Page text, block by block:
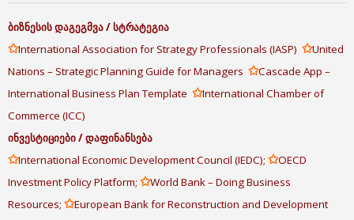
ბიზნესისდაგეგმვა/სტრატეგია
✩International Association for Strategy Professionals (IASP) ✩United
Nations – Strategic Planning Guide for Managers ✩Cascade App –
International Business Plan Template ✩International Chamber of
Commerce (ICC)
ინვესტიციები/დაფინანსება
✩International Economic Development Council (IEDC); ✩OECD
Investment Policy Platform; ✩World Bank – Doing Business
Resources; ✩European Bank for Reconstruction and Development